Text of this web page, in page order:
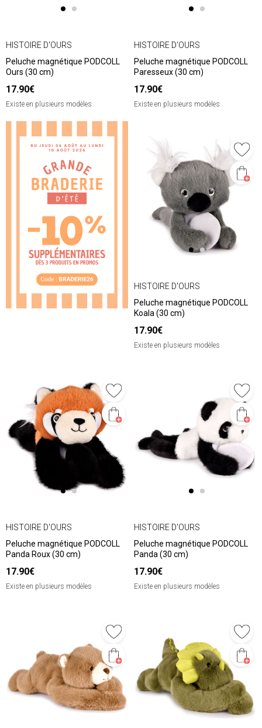
HISTOIRE D'OURS
Peluche magnétique PODCOLL
Ours (30 cm)
17.90€
Existe en plusieurs modèles
HISTOIRE D'OURS
Peluche magnétique PODCOLL
Paresseux (30 cm)
17.90€
Existe en plusieurs modèles
HISTOIRE D'OURS
Peluche magnétique PODCOLL
Koala (30 cm)
17.90€
Existe en plusieurs modèles
HISTOIRE D'OURS
Peluche magnétique PODCOLL
Panda Roux (30 cm)
17.90€
Existe en plusieurs modèles
HISTOIRE D'OURS
Peluche magnétique PODCOLL
Panda (30 cm)
17.90€
Existe en plusieurs modèles